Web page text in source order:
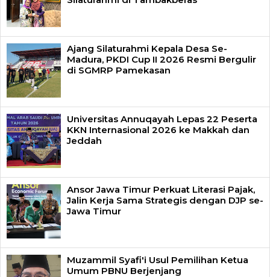
Ajang Silaturahmi Kepala Desa Se-
Madura, PKDI Cup II 2026 Resmi Bergulir
di SGMRP Pamekasan
Universitas Annuqayah Lepas 22 Peserta
KKN Internasional 2026 ke Makkah dan
Jeddah
Ansor Jawa Timur Perkuat Literasi Pajak,
Jalin Kerja Sama Strategis dengan DJP se-
Jawa Timur
Muzammil Syafi'i Usul Pemilihan Ketua
Umum PBNU Berjenjang